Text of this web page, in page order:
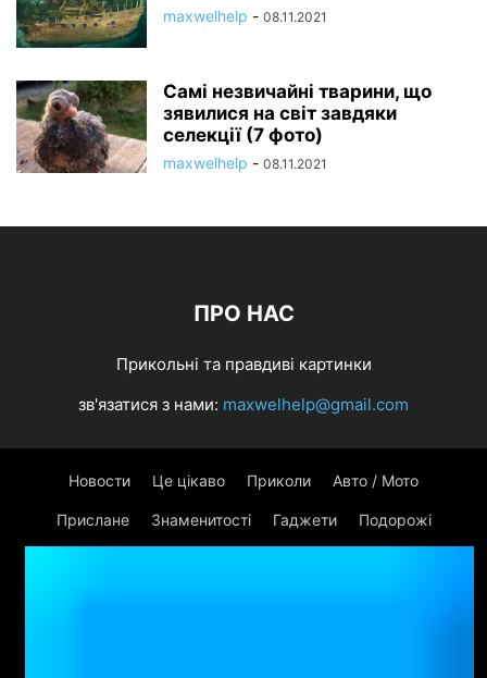
maxwelhelp - 08.11.2021
Самі незвичайні тварини, що
зявилися на світ завдяки
селекції (7 фото)
maxwelhelp - 08.11.2021
ПРО НАС
Прикольні та правдиві картинки
зв'язатися з нами: maxwelhelp@gmail.com
Новости Це цікаво Приколи Авто / Мото
Прислане Знаменитості Гаджети Подорожі